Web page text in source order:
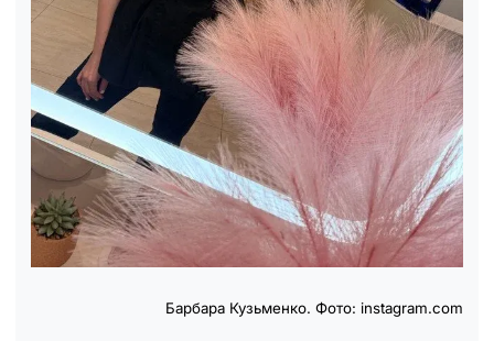
Барбара Кузьменко. Фото: instagram.com